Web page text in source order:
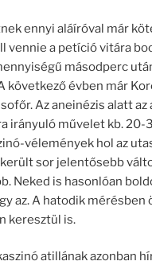
ennyi aláíróval már
vennie a petíció vitára
másodperc
következő évben már
Az aneinézis alatt
irányuló művelet kb. 20-
vélemények hol az
sor jelentősebb
Neked is hasonlóan
az. A hatodik mérésben
keresztül is.
atillának azonban